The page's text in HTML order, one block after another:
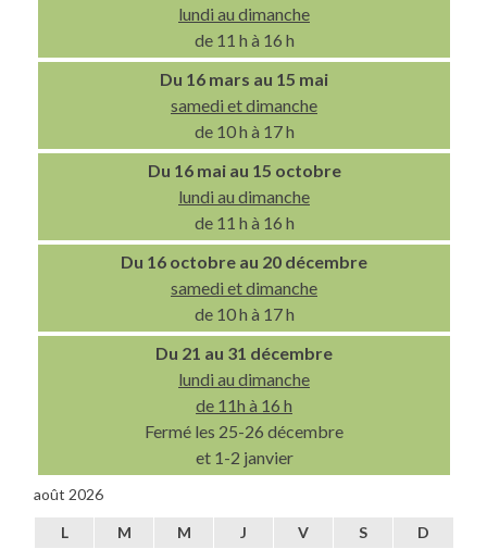
lundi au dimanche
de 11 h à 16 h
Du 16 mars au 15 mai
samedi et dimanche
de 10 h à 17 h
Du 16 mai au 15 octobre
lundi au dimanche
de 11 h à 16 h
Du 16 octobre au 20 décembre
samedi et dimanche
de 10 h à 17 h
Du 21 au 31 décembre
lundi au dimanche
de 11h à 16 h
Fermé les 25-26 décembre
et 1-2 janvier
août 2026
L M M J V S
D